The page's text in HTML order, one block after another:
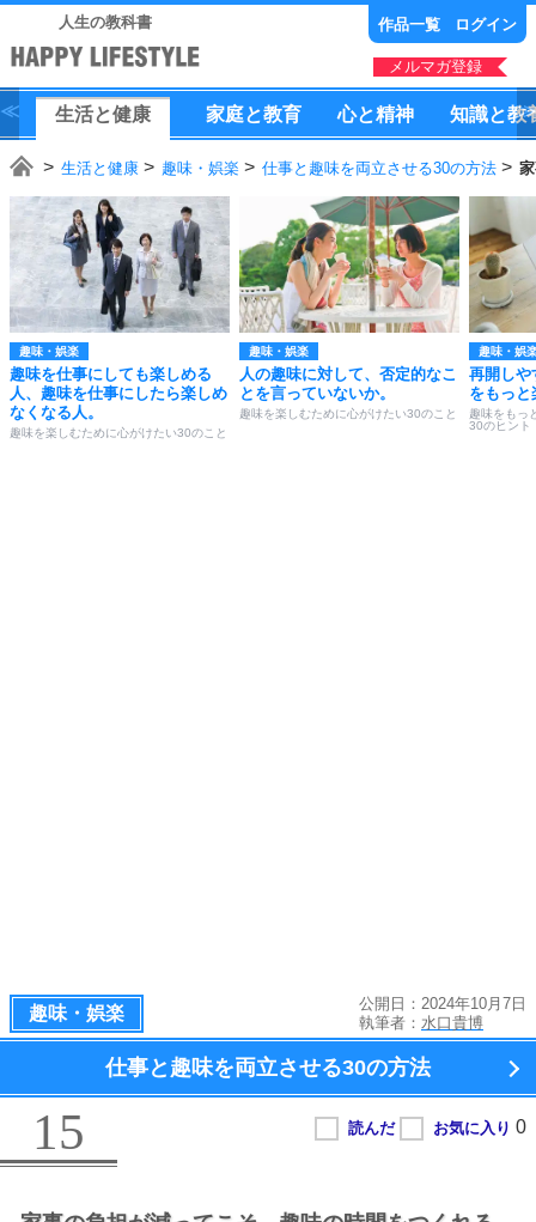
人生の教科書 作品一覧 ログイン
メルマガ登録
生活と健康 家庭と教育 心と精神 知識と教
生活と健康 趣味・娯楽 仕事と趣味を両立させる30の方法
趣味・娯楽
趣味を仕事にしても楽しめる
人、趣味を仕事にしたら楽しめ
なくなる人。
趣味を楽しむために心がけたい30のこと
趣味・娯楽
人の趣味に対して、否定的なこ
とを言っていないか。
趣味を楽しむために心がけたい30のこと
趣味・娯
再開しや
をもっと
趣味をもっ
30のヒント
趣味・娯楽
公開日：2024年10月7日
執筆者： 水口貴博
仕事と趣味を両立させる30の方法
15